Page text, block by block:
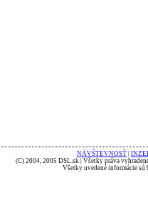
NÁVŠTEVNOSŤ
(C) 2004, 2005 DSL.sk | Všetky práva
Všetky uvedené informácie sú